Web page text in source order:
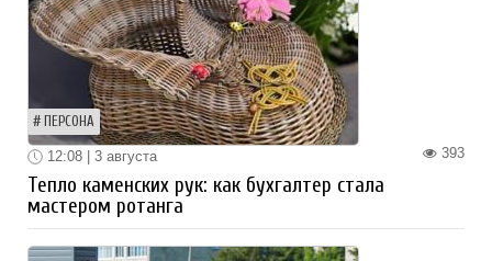
ПЕРСОНА
393
12:08 | 3 августа
Тепло каменских рук: как бухгалтер стала
мастером ротанга